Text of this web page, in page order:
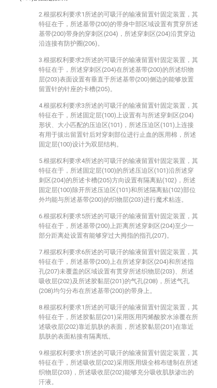
2.根据权利要求1所述的可吸汗的输液留置针固定装置，其
特征在于，所述基带(200)的带身中部区域设置有贯穿所述
基带(200)带身的穿刺区(204)，所述穿刺区(204)沿贯穿边
沿连接有防护圈(206)。
3.根据权利要求2所述的可吸汗的输液留置针固定装置，其
特征在于，所述穿刺区(204)在所述基带(200)的所述织物
层(203)表面设置有垂直于所述基带(200)侧边的能够放置
留置针的针座的卡槽(205)。
4.根据权利要求3所述的可吸汗的输液留置针固定装置，其
特征在于，所述固定层(100)上设置有与所述穿刺区(204)
形状、大小匹配的压迫区(101)，所述压迫区(101)上连接
有用于拔出留置针后对穿刺部位进行止血的医用棉，所述
固定层(100)设计为双层结构。
5.根据权利要求4所述的可吸汗的输液留置针固定装置，其
特征在于，所述固定层(100)的所述压迫区(101)沿所述穿
刺区(204)的所述卡槽(205)方向设置有隔离贴(102)，所述
固定层(100)除开所述压迫区(101)和所述隔离贴(102)部位
外均能与所述基带(200)的织物层(203)进行魔术粘连。
6.根据权利要求5所述的可吸汗的输液留置针固定装置，其
特征在于，所述基带(200)上距离所述穿刺区(204)至少一
部分距离处设置有能够穿过大拇指的指孔(207)。
7.根据权利要求6所述的可吸汗的输液留置针固定装置，其
特征在于，所述基带(200)上在所述穿刺区(204)和所述指
孔(207)未覆盖的区域设置有贯穿所述织物层(203)、所述
吸收层(202)及所述胶黏层(201)的气孔(208)，所述气孔
(208)均匀分布在所述基带(200)的带身上。
8.根据权利要求1所述的可吸汗的输液留置针固定装置，其
特征在于，所述胶黏层(201)采用医用丙烯酸胶水涂覆在所
述吸收层(202)靠近肌肤的表面，所述胶黏层(201)在靠近
肌肤的表面粘接有隔离纸。
9.根据权利要求1所述的可吸汗的输液留置针固定装置，其
特征在于，所述吸收层(202)采用医用级全棉布缝制在所述
织物层(203)，所述吸收层(202)能够充分吸收肌肤渗出的
汗液。